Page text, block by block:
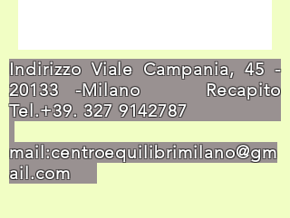
Indirizzo Viale Campania,45 -
20133-Milano Recapito
Tel.+39. 327 9142787
mail:centroequilibrimilano@gm
ail.com